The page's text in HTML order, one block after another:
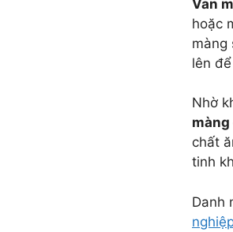
Van
hoặc
màng
lên
Nhờ
màng
chất
tinh
Danh